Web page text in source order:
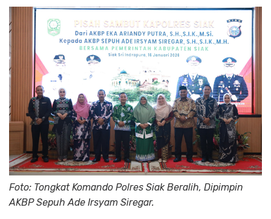
Foto: Tongkat Komando Polres Siak Beralih, Dipimpin
AKBP Sepuh Ade Irsyam Siregar.